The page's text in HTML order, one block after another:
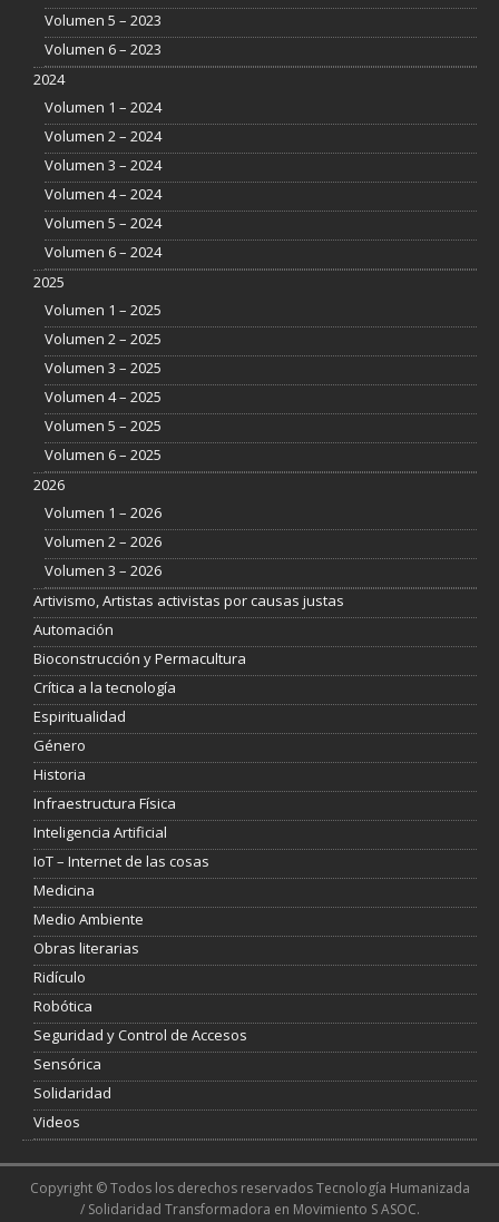
Volumen 5 – 2023
Volumen 6 – 2023
2024
Volumen 1 – 2024
Volumen 2 – 2024
Volumen 3 – 2024
Volumen 4 – 2024
Volumen 5 – 2024
Volumen 6 – 2024
2025
Volumen 1 – 2025
Volumen 2 – 2025
Volumen 3 – 2025
Volumen 4 – 2025
Volumen 5 – 2025
Volumen 6 – 2025
2026
Volumen 1 – 2026
Volumen 2 – 2026
Volumen 3 – 2026
Artivismo, Artistas activistas por causas justas
Automación
Bioconstrucción y Permacultura
Crítica a la tecnología
Espiritualidad
Género
Historia
Infraestructura Física
Inteligencia Artificial
IoT – Internet de las cosas
Medicina
Medio Ambiente
Obras literarias
Ridículo
Robótica
Seguridad y Control de Accesos
Sensórica
Solidaridad
Videos
Copyright © Todos los derechos reservados Tecnología Humanizada
/ Solidaridad Transformadora en Movimiento S ASOC.